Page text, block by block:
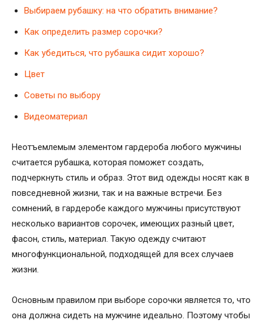
Выбираем рубашку: на что обратить внимание?
Как определить размер сорочки?
Как убедиться, что рубашка сидит хорошо?
Цвет
Советы по выбору
Видеоматериал
Неотъемлемым элементом гардероба любого мужчины
считается рубашка, которая поможет создать,
подчеркнуть стиль и образ. Этот вид одежды носят как в
повседневной жизни, так и на важные встречи. Без
сомнений, в гардеробе каждого мужчины присутствуют
несколько вариантов сорочек, имеющих разный цвет,
фасон, стиль, материал. Такую одежду считают
многофункциональной, подходящей для всех случаев
жизни.
Основным правилом при выборе сорочки является то, что
она должна сидеть на мужчине идеально. Поэтому чтобы